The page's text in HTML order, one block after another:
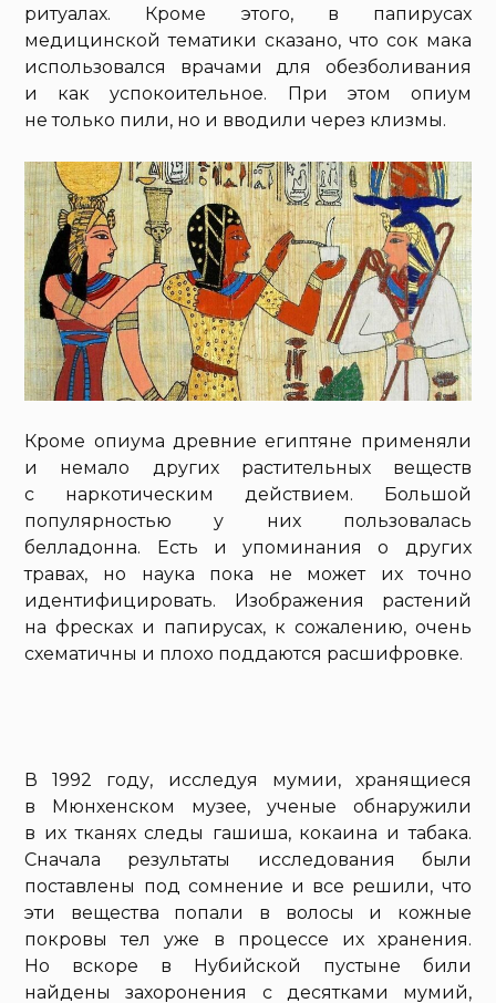
ритуалах. Кроме этого, в папирусах
медицинской тематики сказано, что сок мака
использовался врачами для обезболивания
и как успокоительное. При этом опиум
не только пили, но и вводили через клизмы.
Кроме опиума древние египтяне применяли
и немало других растительных веществ
с наркотическим действием. Большой
популярностью у них пользовалась
белладонна. Есть и упоминания о других
травах, но наука пока не может их точно
идентифицировать. Изображения растений
на фресках и папирусах, к сожалению, очень
схематичны и плохо поддаются расшифровке.
В 1992 году, исследуя мумии, хранящиеся
в Мюнхенском музее, ученые обнаружили
в их тканях следы гашиша, кокаина и табака.
Сначала результаты исследования были
поставлены под сомнение и все решили, что
эти вещества попали в волосы и кожные
покровы тел уже в процессе их хранения.
Но вскоре в Нубийской пустыне били
найдены захоронения с десятками мумий,